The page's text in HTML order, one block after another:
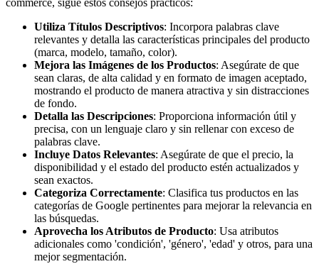
commerce, sigue estos consejos prácticos:
Utiliza Títulos Descriptivos: Incorpora palabras clave
relevantes y detalla las características principales del producto
(marca, modelo, tamaño, color).
Mejora las Imágenes de los Productos: Asegúrate de que
sean claras, de alta calidad y en formato de imagen aceptado,
mostrando el producto de manera atractiva y sin distracciones
de fondo.
Detalla las Descripciones: Proporciona información útil y
precisa, con un lenguaje claro y sin rellenar con exceso de
palabras clave.
Incluye Datos Relevantes: Asegúrate de que el precio, la
disponibilidad y el estado del producto estén actualizados y
sean exactos.
Categoriza Correctamente: Clasifica tus productos en las
categorías de Google pertinentes para mejorar la relevancia en
las búsquedas.
Aprovecha los Atributos de Producto: Usa atributos
adicionales como 'condición', 'género', 'edad' y otros, para una
mejor segmentación.